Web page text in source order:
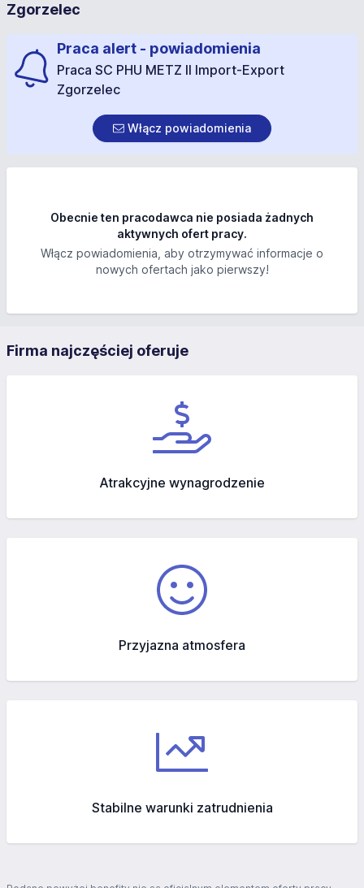
Zgorzelec
Praca alert - powiadomienia
Praca SC PHU METZ II Import-Export
Zgorzelec
Włącz powiadomienia
Obecnie ten pracodawca nie posiada żadnych
aktywnych ofert pracy.
Włącz powiadomienia, aby otrzymywać informacje o
nowych ofertach jako pierwszy!
Firma najczęściej oferuje
Atrakcyjne wynagrodzenie
Przyjazna atmosfera
Stabilne warunki zatrudnienia